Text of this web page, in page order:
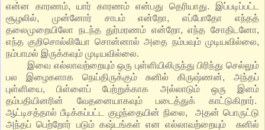
என்ன காரணம், யார் காரணம் என்பது தெரியாது. இப்படிப்பட்ட
சூழலில், முன்னோர் சாபம் என்றோ, எப்போதோ எந்தத்
தலைமுறையிலோ நடந்த துர்மரணம் என்றோ, எந்த சோதிடனோ,
எந்த குறிசொல்லியோ சொன்னால் அதை நம்பவும் முடியவில்லை,
நம்பாமல் இருக்கவும் முடியவில்லை.
இவை எல்லாவற்றையும் ஒரு புள்ளியிலிருந்து பிரிந்து செல்லும்
பல இழைகளாக நெய்திருக்கும் சுனில் கிருஷ்ணன், அந்தப்
புள்ளியை, பிள்ளைப் பேற்றுக்காக அல்லாடும் ஒரு இளம்
தம்பதியினரின் வேதனையாகவும் படைத்துக் காட்டுகிறார்.
ஆட்டிசத்தால் பீடிக்கப்பட்ட குழந்தையின் நிலை, அதன் பொருட்டு
அந்தப் பெற்றோர் படும் கஷ்டங்கள் என எல்லாவற்றையும் சுனில்